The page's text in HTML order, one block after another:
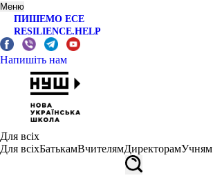
Меню
ПИШЕМО ЕСЕ
RESILIENCE.HELP
Напишіть нам
Для всіх
Для всіхБатькамВчителямДиректорамУчням